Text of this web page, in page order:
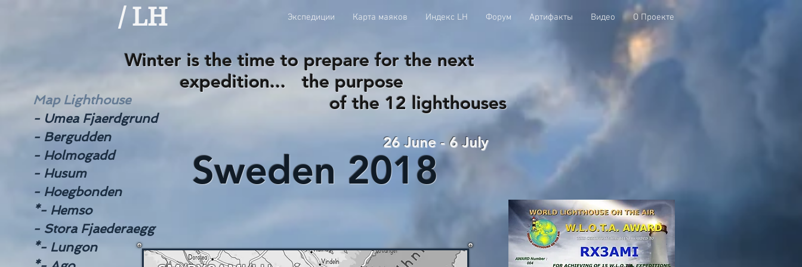
/ LH Экспедиции Карта маяков Индекс LH Форум Артифакты Видео О Проекте
Map Lighthouse
- Umea Fjaerdgrund
- Bergudden
- Holmogadd
- Husum
- Hoegbonden
*- Hemso
- Stora Fjaederaegg
*- Lungon
Winter is the time to prepare for the next
expedition... the purpose
of the 12 lighthouses
Sweden 2018
26 June - 6 July